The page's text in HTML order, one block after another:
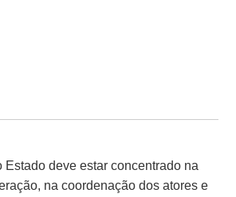
Estado deve estar concentrado na
na coordenação dos atores e